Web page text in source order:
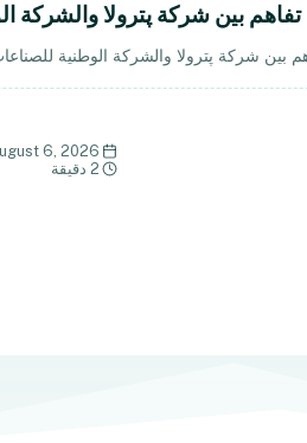
بين شركة پترولا والشركة
بين شركة پترولا والشركة الوطنية
6, 2026
2 دقيقة